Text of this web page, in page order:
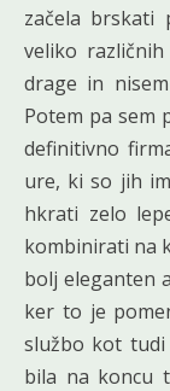
začela brskati
veliko
drage in
Potem pa sem
definitivno
ure, ki so jih
hkrati zelo
kombinirati na
bolj eleganten
ker to je
službo kot tudi
bila na koncu